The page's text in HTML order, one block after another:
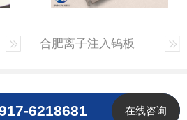
合肥离子注入钨板
6218681 在线咨询